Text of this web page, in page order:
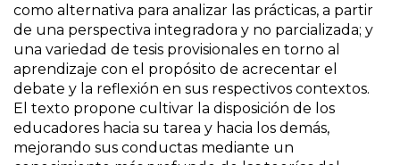
como alternativa para analizar las prácticas, a partir
de una perspectiva integradora y no parcializada; y
una variedad de tesis provisionales en torno al
aprendizaje con el propósito de acrecentar el
debate y la reflexión en sus respectivos contextos.
El texto propone cultivar la disposición de los
educadores hacia su tarea y hacia los demás,
mejorando sus conductas mediante un